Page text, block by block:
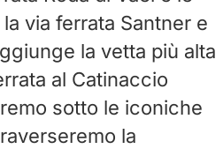
via ferrata Santner e
la vetta più alta
al Catinaccio
sotto le iconiche
la